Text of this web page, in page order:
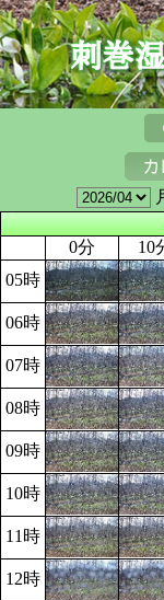
0分
10
05時
06時
07時
08時
09時
10時
11時
12時